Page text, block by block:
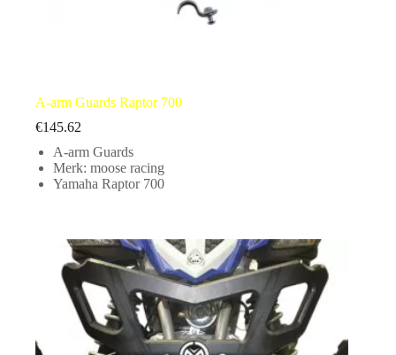
A-arm Guards Raptor 700
€145.62
A-arm Guards
Merk: moose racing
Yamaha Raptor 700